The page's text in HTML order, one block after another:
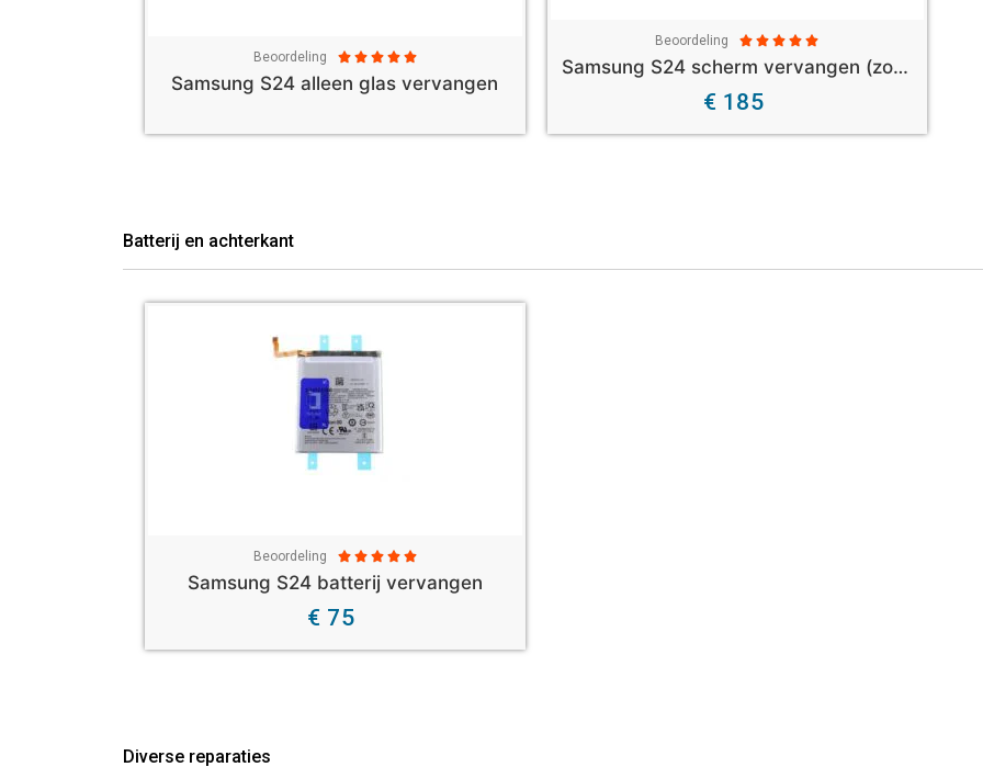
Beoordeling     
Samsung S24 alleen glas vervangen
Beoordeling     
Samsung S24 scherm vervangen (zonder frame)
€ 185
Batterij en achterkant
Beoordeling     
Samsung S24 batterij vervangen
€ 75
Diverse reparaties